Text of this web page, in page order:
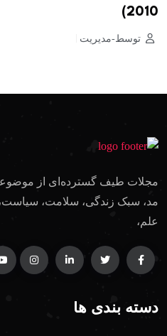
2010)
توسط-مدیریت
مجلات طیف گسترده‌ای از
مد، سبک زندگی، سلامت،
علم،
دسته بندی ها